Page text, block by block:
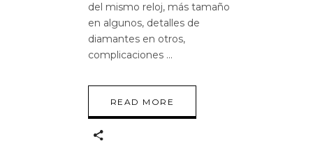
del mismo reloj, más tamaño
en algunos, detalles de
diamantes en otros,
complicaciones
READ MORE